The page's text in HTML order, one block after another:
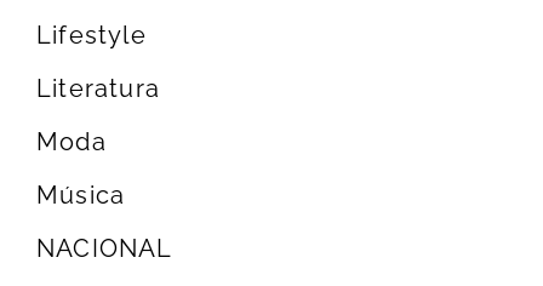
Lifestyle
Literatura
Moda
Música
NACIONAL